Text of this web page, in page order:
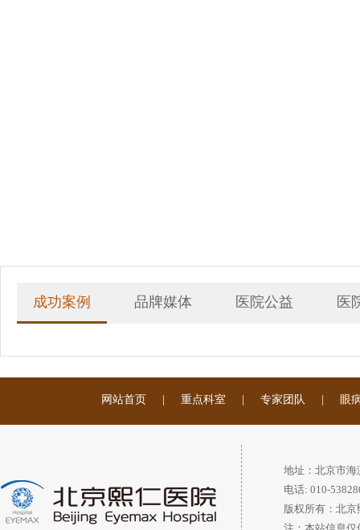
成功案例 品牌媒体 医院公益 医
网站首页 | 重点科室 | 专家团队 | 眼
地址：北京市
电话: 010-
版权所有：北
注：本站信息